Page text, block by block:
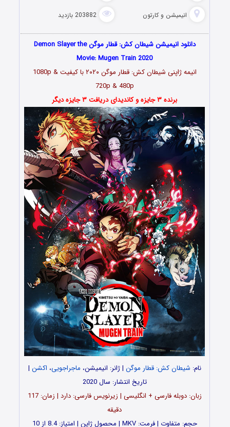
انیمیشن و کارتون 203882 بازدید
دانلود انیمیشن شیطان کش: قطار موگن Demon Slayer the
Movie: Mugen Train 2020
انیمه ژاپنی شیطان کش: قطار موگن ۲۰۲۰ با کیفیت 1080p &
720p & 480p
برنده ۳ جایزه و کاندیدای دریافت ۳ جایزه دیگر
نام: شیطان کش: قطار موگن | ژانر: انیمیشن، ماجراجویی، اکشن |
تاریخ انتشار: سال 2020
زبان: دوبله فارسی + انگلیسی | زیرنویس فارسی: دارد | زمان: 117
دقیقه
حجم: متفاوت | فرمت: MKV | محصول ژاپن | امتیاز: 8.4 از 10